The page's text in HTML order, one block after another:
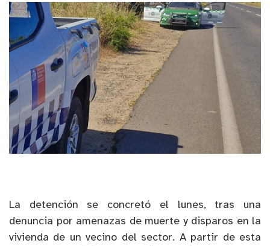
La detención se concretó el lunes, tras una
denuncia por amenazas de muerte y disparos en la
vivienda de un vecino del sector. A partir de esta